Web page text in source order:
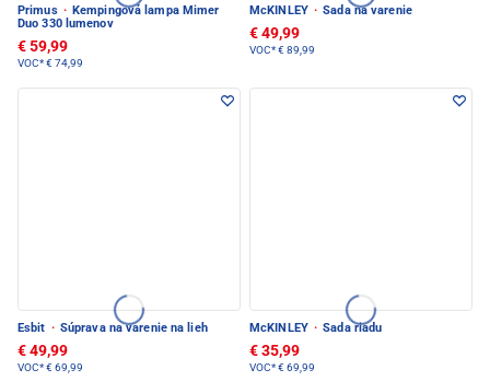
Primus · Kempingová lampa Mimer
Duo 330 lumenov
€ 59,99
VOC*€ 74,99
McKINLEY · Sada na varenie
€ 49,99
VOC*€ 89,99
Esbit · Súprava na varenie na lieh
€ 49,99
VOC*€ 69,99
McKINLEY · Sada riadu
€ 35,99
VOC*€ 69,99